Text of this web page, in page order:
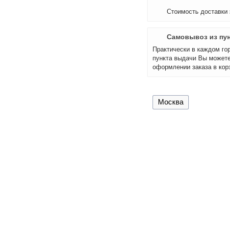
Стоимость доставки
Самовывоз из
Практически в каждом
пункта выдачи Вы
оформлении заказа в
Москва